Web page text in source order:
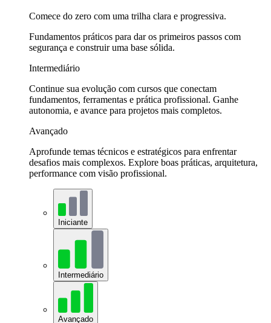
Comece do zero com uma trilha clara e progressiva.
Fundamentos práticos para dar os primeiros passos com
segurança e construir uma base sólida.
Intermediário
Continue sua evolução com cursos que conectam
fundamentos, ferramentas e prática profissional. Ganhe
autonomia, e avance para projetos mais completos.
Avançado
Aprofunde temas técnicos e estratégicos para enfrentar
desafios mais complexos. Explore boas práticas, arquitetura,
performance com visão profissional.
Iniciante
Intermediário
Avançado